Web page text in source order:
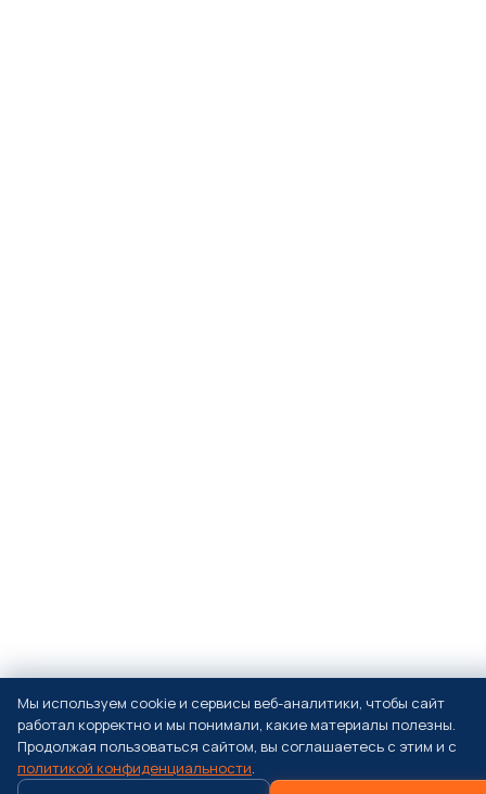
Мы используем cookie и сервисы веб-аналитики, чтобы сайт
работал корректно и мы понимали, какие материалы полезны.
Продолжая пользоваться сайтом, вы соглашаетесь с этим и с
политикой конфиденциальности.